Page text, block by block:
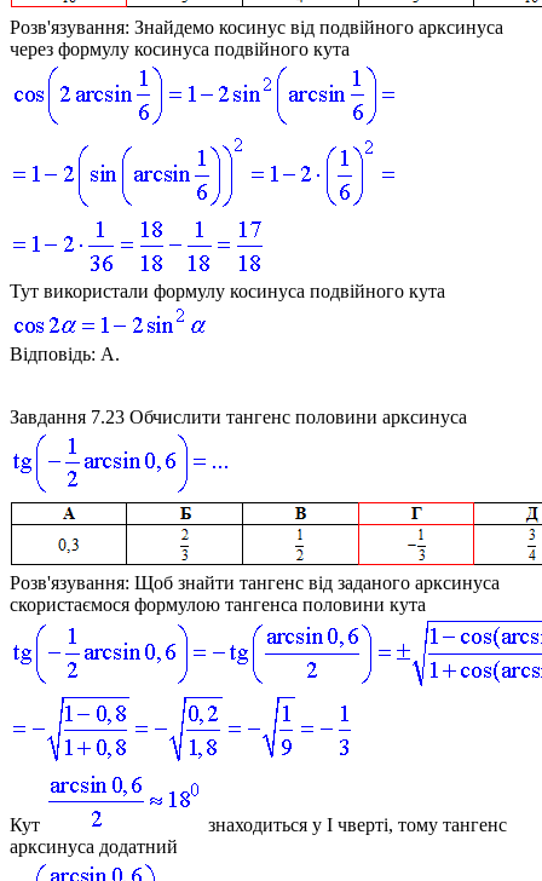
Розв'язування: Знайдемо косинус від подвійного арксинуса
через формулу косинуса подвійного кута
Тут використали формулу косинуса подвійного кута
Відповідь: А.
Завдання 7.23 Обчислити тангенс половини арксинуса
Розв'язування: Щоб знайти тангенс від заданого арксинуса
скористаємося формулою тангенса половини кута
Кут
знаходиться у І чверті, тому тангенс
арксинуса додатний